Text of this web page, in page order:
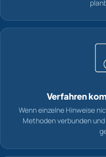
Verfahren
Wenn einzelne Hinweise
Methoden verbunden